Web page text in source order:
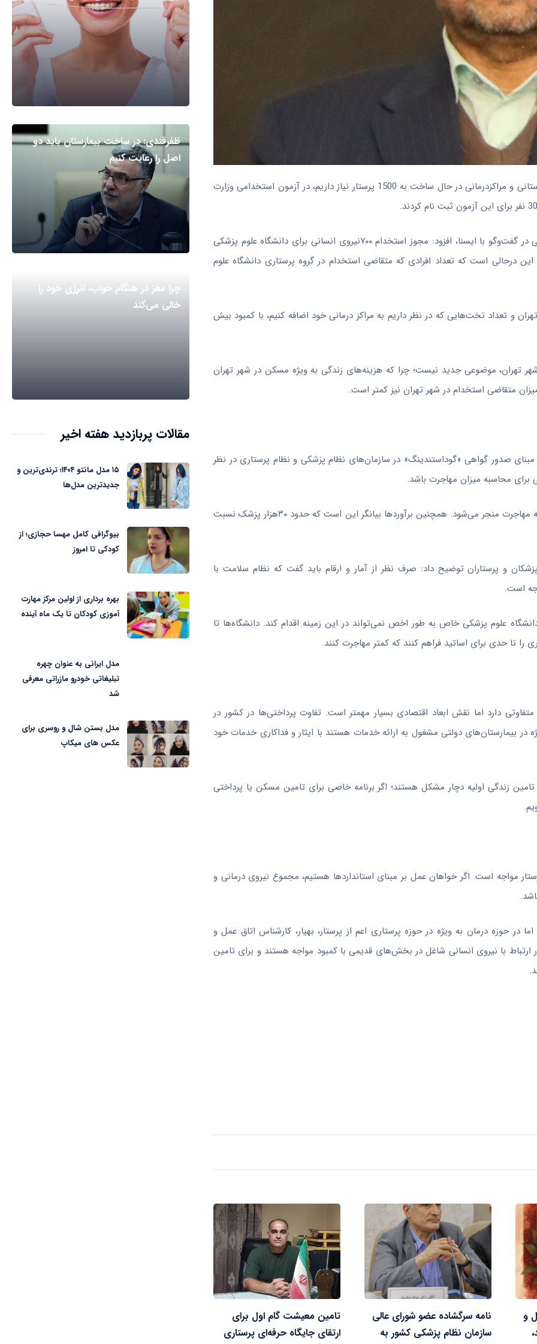
رئیس دانشگاه علوم‌پزشکی تهران گفت: با توجه به تعداد تختهای بیمارستانی و مراکزدرمانی در حال ساخت به 1500 پرستار نیاز داریم، در آزمون استخدامی وزارت
به گزارش روابط عمومی سازمان نظام پرستاری دکتر سیدرضا رئیس‌کرمی در گفت‌وگو با ایسنا، افزود: مجوز استخدام ۷۰۰نیروی انسانی برای دانشگاه علوم پزشکی
است و این درحالی است که تعداد افرادی که متقاضی استخدام در گروه پرستاری دانشگاه علوم
و تعداد تخت‌هایی که در نظر داریم به مراکز درمانی خود اضافه کنیم، با کمبود بیش
تهران، موضوعی جدید نیست؛ چرا که هزینه‌های زندگی به ویژه مسکن در شهر تهران
متقاضی استخدام در شهر تهران نیز کمتر است.
صدور گواهی «گوداستندینگ» در سازمان‌های نظام پزشکی و نظام پرستاری در نظر
برای محاسبه میزان مهاجرت باشد.
رئیس کرمی افزود: ما نمی‌دانیم چه تعدادی از گواهی‌های دریافت‌شده به مهاجرت منجر می‌شود. همچنین برآوردها بیانگر این است که حدود ۳۰هزار پزشک نسبت
و پرستاران توضیح داد: صرف نظر از آمار و ارقام باید گفت که نظام سلامت با
است.
علوم پزشکی خاص به طور اخص نمی‌تواند در این زمینه اقدام کند. دانشگاه‌ها تا
را تا حدی برای اساتید فراهم کنند که کمتر مهاجرت کنند.
دارد اما نقش ابعاد اقتصادی بسیار مهمتر است. تفاوت پرداختی‌ها در کشور در
در بیمارستان‌های دولتی مشغول به ارائه خدمات هستند با ایثار و فداکاری خدمات خود
زندگی اولیه دچار مشکل هستند؛ اگر برنامه خاصی برای تامین مسکن یا پرداختی
.
مواجه است. اگر خواهان عمل بر مبنای استانداردها هستیم، مجموع نیروی درمانی و
حوزه درمان به ویژه در حوزه پرستاری اعم از پرستار، بهیار، کارشناس اتاق عمل و
با نیروی انسانی شاغل در بخش‌های قدیمی با کمبود مواجه هستند و برای تامین
.
و
نامه سرگشاده عضو شورای عالی
سازمان نظام پزشکی کشور به
تامین معیشت گام اول برای
ارتقای جایگاه حرفه‌ای پرستاری
ظفرقندی: در ساخت بیمارستان باید دو
اصل را رعایت کنیم
چرا مغز در هنگام خواب، انرژی خود را
خالی می‌کند
مقالات پربازدید هفته اخیر
۱۵ مدل مانتو ۱۴۰۴؛ ترندی‌ترین و
جدیدترین مدل‌ها
بیوگرافی کامل مهسا حجازی؛ از
کودکی تا امروز
بهره برداری از اولین مرکز مهارت
آموزی کودکان تا یک ماه آینده
مدل ایرانی به عنوان چهره
تبلیغاتی خودرو مازراتی معرفی
شد
مدل بستن شال و روسری برای
عکس های میکاپ